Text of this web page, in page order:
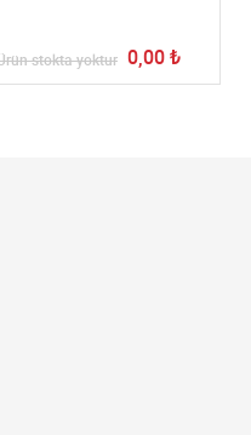
stokta yoktur 0,00 ₺